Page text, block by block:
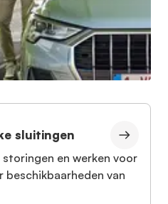
sluitingen
en werken voor
van